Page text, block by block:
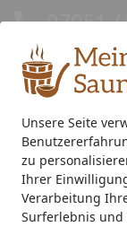
Unsere Seite
zu
Ihrer
Verarbeitung
Surferlebnis und
07051 /
Außensauna
Saunahersteller